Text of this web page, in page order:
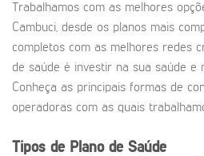
Trabalhamos com as melhores
Cambuci, desde os planos mais
completos com as melhores redes
de saúde é investir na sua saúde e
Conheça as principais formas de
operadoras com as quais
Tipos de Plano de Saúde